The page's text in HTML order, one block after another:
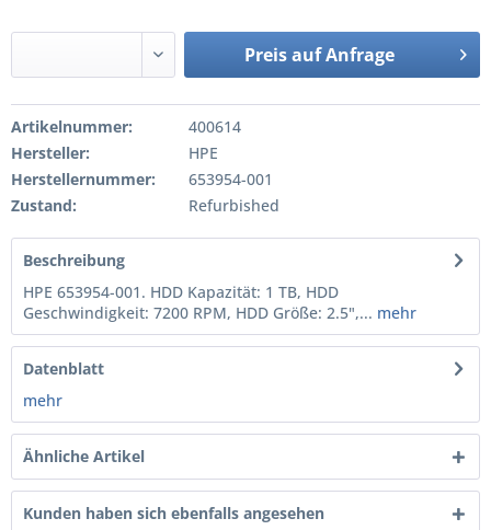
Preis auf Anfrage
Artikelnummer:
400614
Hersteller:
HPE
Herstellernummer:
653954-001
Zustand:
Refurbished
Beschreibung
HPE 653954-001. HDD Kapazität: 1 TB, HDD
Geschwindigkeit: 7200 RPM, HDD Größe: 2.5",... mehr
Datenblatt
mehr
Ähnliche Artikel
Kunden haben sich ebenfalls angesehen